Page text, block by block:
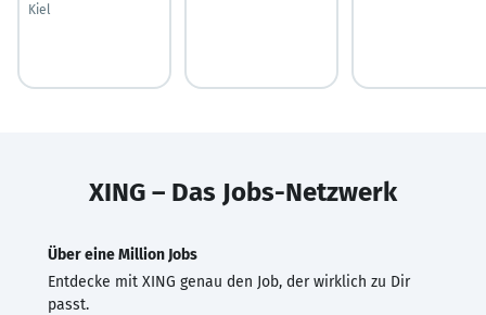
Kiel
XING – Das Jobs-Netzwerk
Über eine Million Jobs
Entdecke mit XING genau den Job, der wirklich zu Dir
passt.